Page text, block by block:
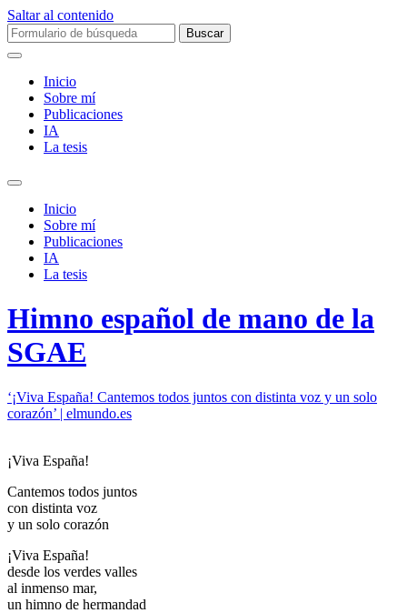
Saltar al contenido
Buscar:
Inicio
Sobre mí­
Publicaciones
IA
La tesis
Alternar
campo
búsqueda
Inicio
Sobre mí­
Publicaciones
IA
La tesis
Himno español de mano de la
SGAE
‘¡Viva España! Cantemos todos juntos con distinta voz y un solo
corazón’ | elmundo.es
¡Viva España!
Cantemos todos juntos
con distinta voz
y un solo corazón
¡Viva España!
desde los verdes valles
al inmenso mar,
un himno de hermandad